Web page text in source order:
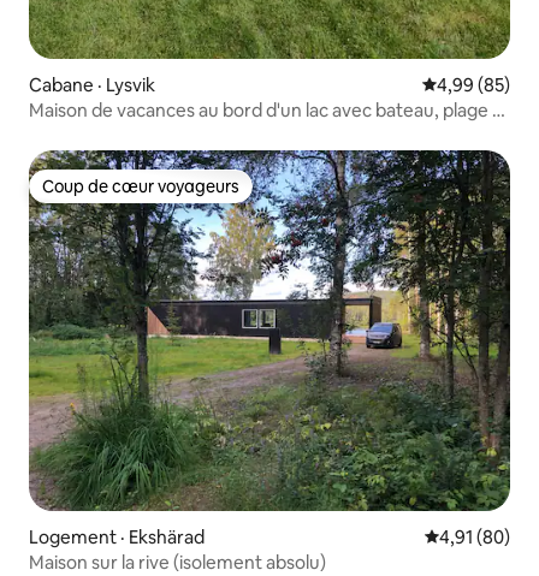
Cabane · Lysvik Note
4,99 (85)
Maison de vacances au bord d'un lac avec bateau, plage et
Coup de cœur voyageurs
Coup de cœur voyageurs
Logement · Ekshärad Note
4,91 (80)
Maison sur la rive (isolement absolu)